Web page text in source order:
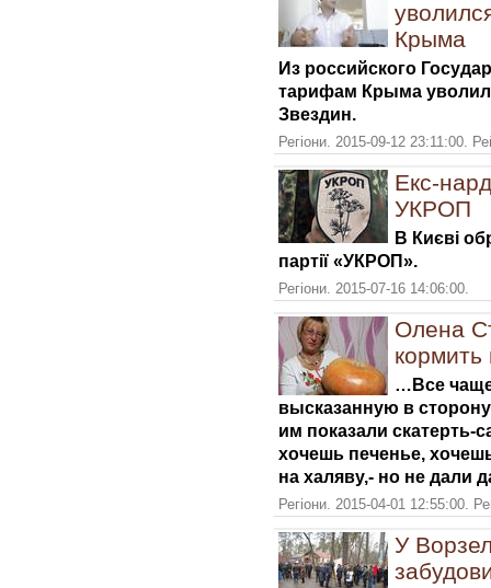
Крыма
Из российского
тарифам Крыма
Звездин.
Регіони. 2015-09-12 23:11:00.
Екс-
УКРОП
В Києві
партії «УКРОП».
Регіони. 2015-07-16 14:06:00.
Олена
кормить
…Все
высказанную в
им показали скатерть-
хочешь печенье,
на халяву,- но не дали
Регіони. 2015-04-01 12:55:00.
У